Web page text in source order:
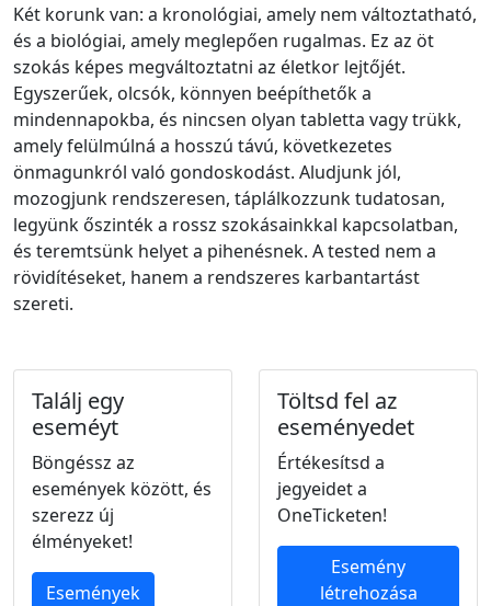
Két korunk van: a kronológiai, amely nem változtatható,
és a biológiai, amely meglepően rugalmas. Ez az öt
szokás képes megváltoztatni az életkor lejtőjét.
Egyszerűek, olcsók, könnyen beépíthetők a
mindennapokba, és nincsen olyan tabletta vagy trükk,
amely felülmúlná a hosszú távú, következetes
önmagunkról való gondoskodást. Aludjunk jól,
mozogjunk rendszeresen, táplálkozzunk tudatosan,
legyünk őszinték a rossz szokásainkkal kapcsolatban,
és teremtsünk helyet a pihenésnek. A tested nem a
rövidítéseket, hanem a rendszeres karbantartást
szereti.
Találj egy
eseméyt
Böngéssz az
események között, és
szerezz új
élményeket!
Események
Töltsd fel az
eseményedet
Értékesítsd a
jegyeidet a
OneTicketen!
Esemény
létrehozása